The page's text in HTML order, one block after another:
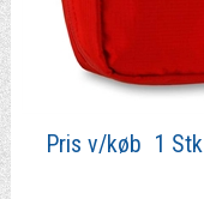
Pris v/køb 1 Stk